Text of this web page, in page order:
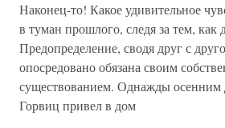
Наконец-то! Какое удивительное
в туман прошлого, следя за тем, как
Предопределение, сводя друг с
опосредовано обязана своим
существованием. Однажды осенним
Горвиц привел в дом